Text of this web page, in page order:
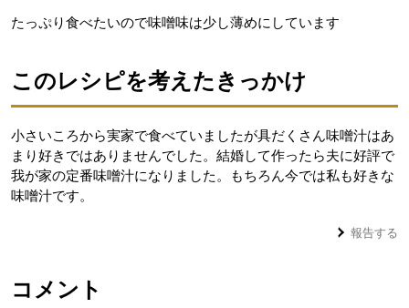
たっぷり食べたいので味噌味は少し薄めにしています
このレシピを考えたきっかけ
小さいころから実家で食べていましたが具だくさん味噌汁はあ
まり好きではありませんでした。結婚して作ったら夫に好評で
我が家の定番味噌汁になりました。もちろん今では私も好きな
味噌汁です。
報告する
コメント